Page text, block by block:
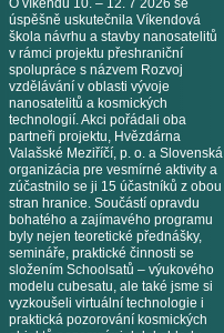
O víkendu 10. – 12. 7 2026 se
úspěšně uskutečnila Víkendová
škola návrhu a stavby nanosatelitů
v rámci projektu přeshraniční
spolupráce s názvem Rozvoj
vzdělávání v oblasti vývoje
nanosatelitů a kosmických
technologií. Akci pořádali oba
partneři projektu, Hvězdárna
Valašské Meziříčí, p. o. a Slovenská
organizácia pre vesmírné aktivity a
zúčastnilo se ji 15 účastníků z obou
stran hranice. Součástí opravdu
bohatého a zajímavého programu
byly nejen teoretické přednášky,
semináře, praktické činnosti se
složením Schoolsatů – výukového
modelu cubesatu, ale také jsme si
vyzkoušeli virtuální technologie i
praktická pozorování kosmických